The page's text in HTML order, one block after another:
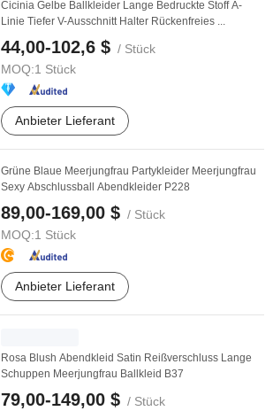
Cicinia Gelbe Ballkleider Lange Bedruckte Stoff A-
Linie Tiefer V-Ausschnitt Halter Rückenfreies ...
44,00-102,6 $ / Stück
MOQ:1 Stück
Anbieter Lieferant
Grüne Blaue Meerjungfrau Partykleider Meerjungfrau
Sexy Abschlussball Abendkleider P228
89,00-169,00 $ / Stück
MOQ:1 Stück
Anbieter Lieferant
Rosa Blush Abendkleid Satin Reißverschluss Lange
Schuppen Meerjungfrau Ballkleid B37
79,00-149,00 $ / Stück